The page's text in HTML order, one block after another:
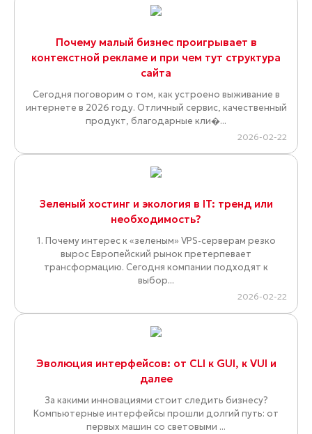
Почему малый бизнес проигрывает в
контекстной рекламе и при чем тут структура
сайта
Сегодня поговорим о том, как устроено выживание в
интернете в 2026 году. Отличный сервис, качественный
продукт, благодарные кли�...
2026-02-22
Зеленый хостинг и экология в IT: тренд или
необходимость?
1. Почему интерес к «зеленым» VPS-серверам резко
вырос Европейский рынок претерпевает
трансформацию. Сегодня компании подходят к
выбор...
2026-02-22
Эволюция интерфейсов: от CLI к GUI, к VUI и
далее
За какими инновациями стоит следить бизнесу?
Компьютерные интерфейсы прошли долгий путь: от
первых машин со световыми ...